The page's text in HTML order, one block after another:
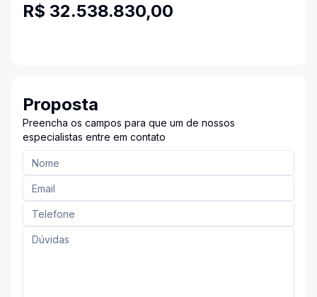
R$ 32.538.830,00
Proposta
Preencha os campos para que um de nossos
especialistas entre em contato